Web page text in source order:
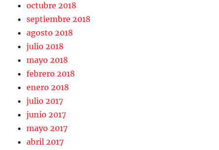
octubre 2018
septiembre 2018
agosto 2018
julio 2018
mayo 2018
febrero 2018
enero 2018
julio 2017
junio 2017
mayo 2017
abril 2017